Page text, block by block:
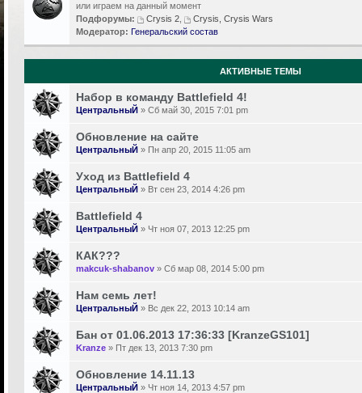
или играем на данный момент
Подфорумы:
Crysis 2
Crysis, Crysis Wars
Модератор: Генеральский состав
АКТИВНЫЕ ТЕМЫ
Набор в команду Battlefield 4!
ЦентральныЙ » Сб май 30, 2015 7:01 pm
Обновление на сайте
ЦентральныЙ » Пн апр 20, 2015 11:05 am
Уход из Battlefield 4
ЦентральныЙ » Вт сен 23, 2014 4:26 pm
Battlefield 4
ЦентральныЙ » Чт ноя 07, 2013 12:25 pm
КАК???
makcuk-shabanov » Сб мар 08, 2014 5:00 pm
Нам семь лет!
ЦентральныЙ » Вс дек 22, 2013 10:14 am
Бан от 01.06.2013 17:36:33 [KranzeGS101]
Kranze » Пт дек 13, 2013 7:30 pm
Обновление 14.11.13
ЦентральныЙ » Чт ноя 14, 2013 4:57 pm